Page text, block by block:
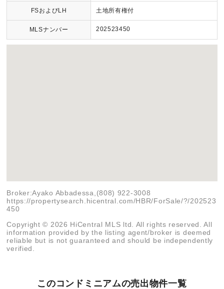
FSおよびLH 土地所有権付
MLSナンバー 202523450
Broker:Ayako Abbadessa,(808) 922-3008
https://propertysearch.hicentral.com/HBR/ForSale/?/202523
450
Copyright © 2026 HiCentral MLS ltd. All rights reserved. All
information provided by the listing agent/broker is deemed
reliable but is not guaranteed and should be independently
verified.
このコンドミニアムの売出物件一覧